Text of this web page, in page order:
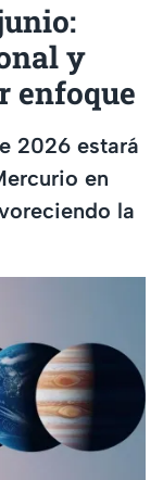
y
enfoque
2026 estará
en
la